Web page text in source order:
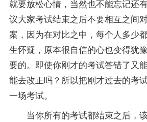
就要放松心情，当然也不能忘记还
议大家考试结束之后不要相互之间
案 ，因为在对比之中，每个人多少
生怀疑，原本很自信的心也变得犹
要的。即使你刚才的考试答错了又
能去改正吗？所以把刚才过去的考
一场考试。
当你所有的考试都结束之后，